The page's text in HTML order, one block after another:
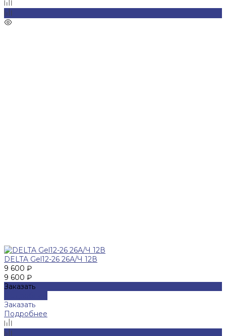
DELTA Gel12-26 26А/Ч 12В
9 600 ₽
9 600 ₽
Заказать
Заказать
Подробнее